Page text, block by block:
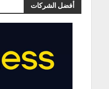
أفضل الشركات